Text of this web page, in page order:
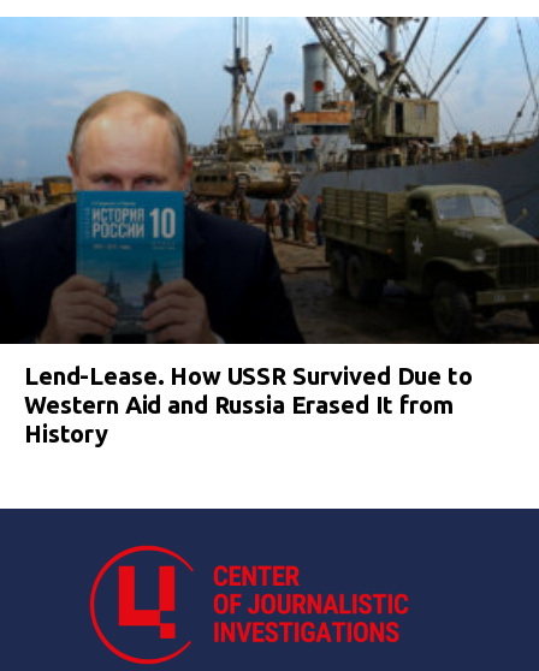
Lend-Lease. How USSR Survived Due to
Western Aid and Russia Erased It from
History